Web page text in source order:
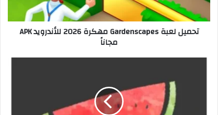
تحميل لعبة Gardenscapes مهكرة 2026 للأندرويد APK
مجاناً